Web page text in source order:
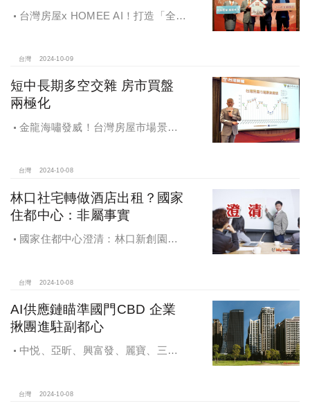
台灣房屋x HOMEE AI！打造「全能
台灣 2024-10-09
短中長期多空交雜 房市買盤
兩極化
金龍海嘯發威！台灣房屋市場景氣
望全壘打
台灣 2024-10-08
林口社宅轉做酒店出租？國家
住都中心：非屬事實
國家住都中心澄清：林口新創園秉
台灣 2024-10-08
AI供應鏈瞄準國門CBD 企業
揪團進駐副都心
中悦、亞昕、興富發、麗寶、三發
未來還陸續有超過7萬坪辦公樓面積新
台灣 2024-10-08